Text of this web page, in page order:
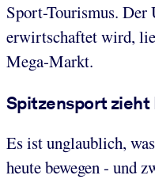
Sport-Tourismus. Der
erwirtschaftet wird,
Mega-Markt.
Spitzensport zieht
Es ist unglaublich,
heute bewegen - und